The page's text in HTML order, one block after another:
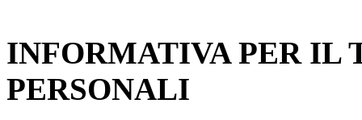
INFORMATIVA PER IL
PERSONALI